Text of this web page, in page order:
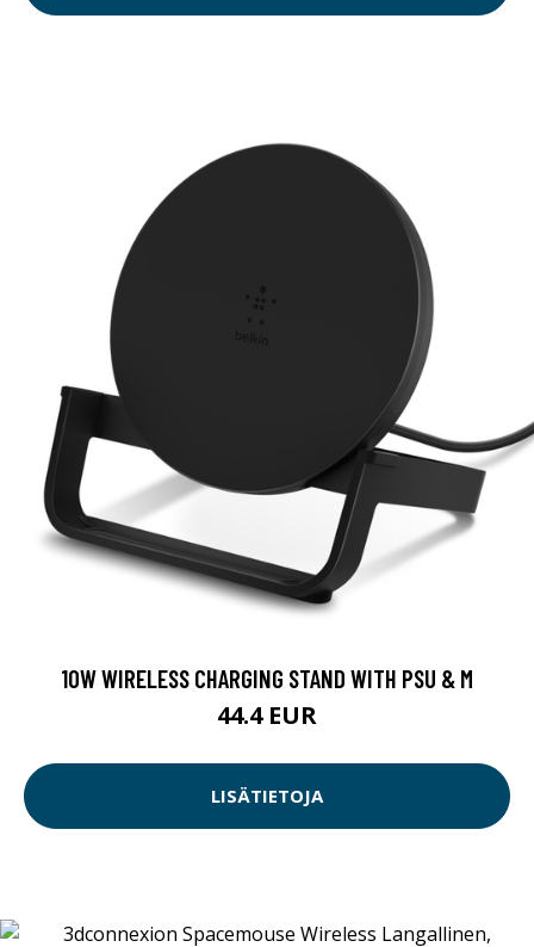
10W WIRELESS CHARGING STAND WITH PSU & M
44.4 EUR
LISÄTIETOJA